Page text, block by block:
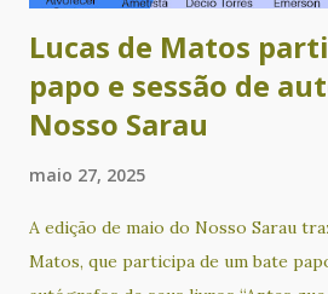
informações relevan...
Lucas de Matos
papo e sessão de
Nosso Sarau
maio 27, 2025
A edição de maio do Nosso Sarau
Matos, que participa de um bate